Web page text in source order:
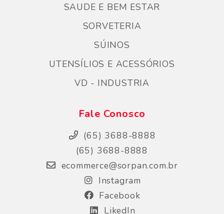
SAUDE E BEM ESTAR
SORVETERIA
SÚINOS
UTENSÍLIOS E ACESSÓRIOS
VD - INDUSTRIA
Fale Conosco
(65) 3688-8888
(65) 3688-8888
ecommerce@sorpan.com.br
Instagram
Facebook
LikedIn